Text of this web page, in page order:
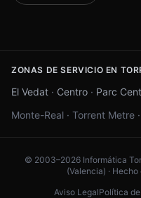
ZONAS DE SERVICIO EN
El Vedat · Centro · Parc
Monte-Real · Torrent Metre ·
© 2003–2026 Informática
(Valencia) · Hecho
Aviso LegalPolítica